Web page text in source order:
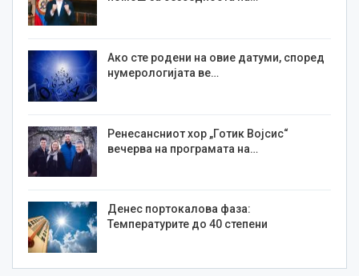
Ако сте родени на овие датуми, според
нумерологијата ве…
Ренесансниот хор „Готик Војсис“
вечерва на програмата на…
Денес портокалова фаза:
Температурите до 40 степени